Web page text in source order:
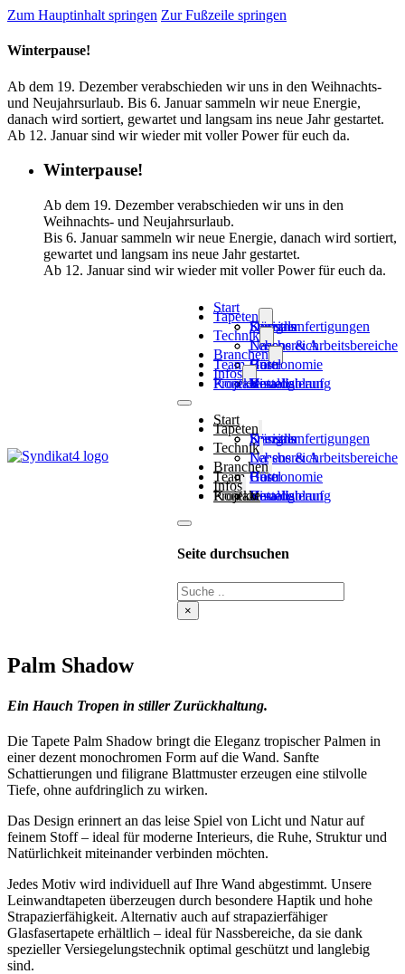
Zum Hauptinhalt springen Zur Fußzeile springen
Winterpause!
Ab dem 19. Dezember verabschieden wir uns in den Weihnachts-
und Neujahrsurlaub. Bis 6. Januar sammeln wir neue Energie,
danach wird sortiert, gewartet und langsam ins neue Jahr gestartet.
Ab 12. Januar sind wir wieder mit voller Power für euch da.
Winterpause!
Ab dem 19. Dezember verabschieden wir uns in den
Weihnachts- und Neujahrsurlaub.
Bis 6. Januar sammeln wir neue Energie, danach wird sortiert,
gewartet und langsam ins neue Jahr gestartet.
Ab 12. Januar sind wir wieder mit voller Power für euch da.
Start
Tapeten
Designs
Spezialanfertigungen
Künstler
Technik
Lebens & Arbeitsbereiche
Nassbereich
Branchen
Hotel
Gastronomie
Büro
Team
Infos
Visualisierung
Bestellablauf
Katalog
Projekte
Kontakt
Start
Tapeten
Designs
Spezialanfertigungen
Künstler
Technik
Lebens & Arbeitsbereiche
Nassbereich
Branchen
Hotel
Gastronomie
Büro
Team
Infos
Visualisierung
Bestellablauf
Katalog
Projekte
Kontakt
Seite durchsuchen
Suche
×
Palm Shadow
Ein Hauch Tropen in stiller Zurückhaltung.
Die Tapete Palm Shadow bringt die Eleganz tropischer Palmen in
einer dezent monochromen Form auf die Wand. Sanfte
Schattierungen und filigrane Blattmuster erzeugen eine stilvolle
Tiefe, ohne aufdringlich zu wirken.
Das Design erinnert an das leise Spiel von Licht und Natur auf
feinem Stoff – ideal für moderne Interieurs, die Ruhe, Struktur und
Natürlichkeit miteinander verbinden möchten.
Jedes Motiv wird individuell auf Ihre Wand abgestimmt. Unsere
Leinwandtapeten überzeugen durch besondere Haptik und hohe
Strapazierfähigkeit. Alternativ auch auf strapazierfähiger
Glasfasertapete erhältlich – ideal für Nassbereiche, da sie dank
spezieller Versiegelungstechnik optimal geschützt und langlebig
sind.